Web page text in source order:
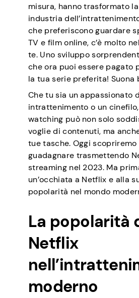
misura, hanno trasformato
industria
che preferiscono guardare
TV e film online, c’è molto
te. Uno sviluppo
che ora puoi essere pagato
la tua serie preferita! Suona
Che tu sia un appassionato
intrattenimento o un
watching può non solo
voglie di contenuti, ma
tue tasche. Oggi
guadagnare trasmettendo
streaming nel 2023. Ma
un’occhiata a Netflix e alla
popolarità nel mondo
La popolarità
Netflix
moderno